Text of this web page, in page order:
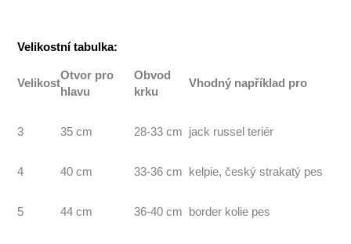
Velikostní tabulka:
Velikost
Otvor pro
hlavu
Obvod
krku
Vhodný například pro
3 35 cm 28-33 cm jack russel teriér
4 40 cm 33-36 cm kelpie, český strakatý pes
5 44 cm 36-40 cm border kolie pes